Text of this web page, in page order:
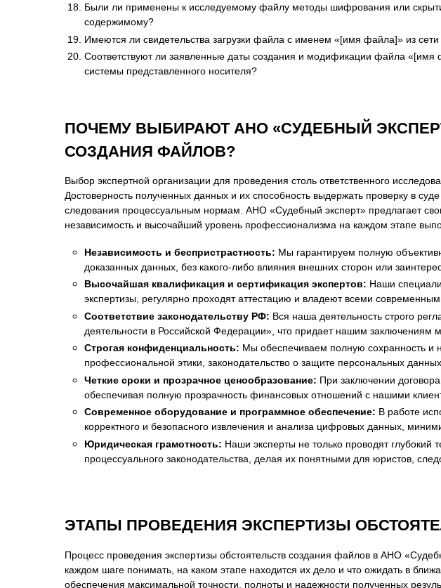
Были ли применены к исследуемому файлу методы шифрования или
содержимому?
Имеются ли свидетельства загрузки файла с именем «[имя файла]» из сети
Соответствуют ли заявленные даты создания и модификации файла
системы представленного носителя?
ПОЧЕМУ ВЫБИРАЮТ АНО «СУДЕБНЫЙ
СОЗДАНИЯ ФАЙЛОВ?
Выбор экспертной организации для проведения столь ответственного
Достоверность полученных данных и их способность выдержать проверку в
следования процессуальным нормам. АНО «Судебный эксперт» предлагает
независимость и высочайший уровень профессионализма на каждом этапе
Независимость и беспристрастность: Мы гарантируем полную
доказанных данных, без какого-либо влияния внешних сторон или
Высочайшая квалификация и сертификация экспертов: Наши
экспертизы, регулярно проходят аттестацию и владеют всеми
Соответствие законодательству РФ: Вся наша деятельность строго
деятельности в Российской Федерации», что придает нашим заключениям
Строгая конфиденциальность: Мы обеспечиваем полную сохранность и
профессиональной этики, законодательство о защите персональных
Четкие сроки и прозрачное ценообразование: При заключении
обеспечивая полную прозрачность финансовых отношений с нашими
Современное оборудование и программное обеспечение: В работе
корректного и безопасного извлечения и анализа цифровых данных,
Юридическая грамотность: Наши эксперты не только проводят
процессуального законодательства, делая их понятными для юристов,
ЭТАПЫ ПРОВЕДЕНИЯ ЭКСПЕРТИЗЫ
Процесс проведения экспертизы обстоятельств создания файлов в АНО
каждом шаге понимать, на каком этапе находится их дело и что ожидать в
обеспечения максимальной точности, полноты и надежности полученных